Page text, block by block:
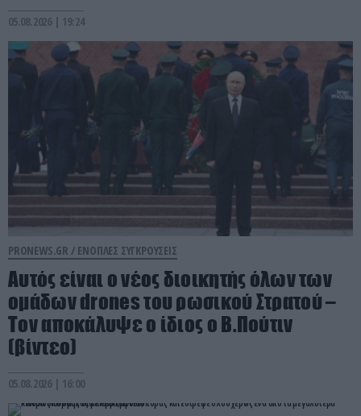
05.08.2026 | 19:24
PRONEWS.GR / ΕΝΟΠΛΕΣ ΣΥΓΚΡΟΥΣΕΙΣ
Αυτός είναι ο νέος διοικητής όλων των
ομάδων drones του ρωσικού Στρατού –
Τον αποκάλυψε ο ίδιος ο Β.Πούτιν
(βίντεο)
05.08.2026 | 16:00